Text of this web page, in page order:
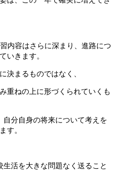
内容はさらに深まり、進路につ
いきます。
決まるものではなく、
重ねの上に形づくられていくも
自分自身の将来について考えを
す。
活を大きな問題なく送ること